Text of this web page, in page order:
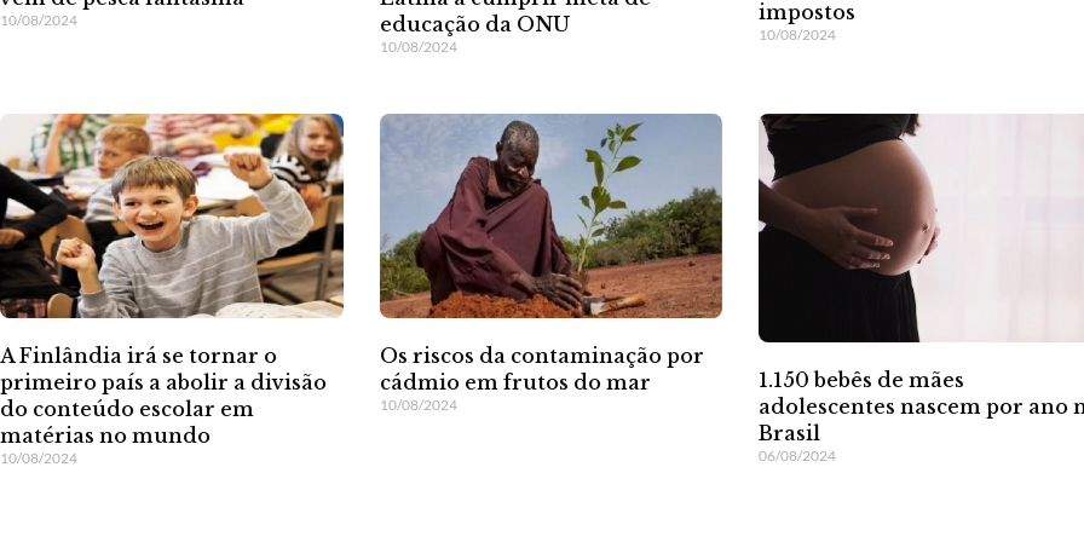
10/08/2024
educação da ONU
10/08/2024
impostos
10/08/2024
A Finlândia irá se tornar o
primeiro país a abolir a divisão
do conteúdo escolar em
matérias no mundo
10/08/2024
Os riscos da contaminação por
cádmio em frutos do mar
10/08/2024
1.150 bebês de mães
adolescentes nascem por ano
Brasil
06/08/2024